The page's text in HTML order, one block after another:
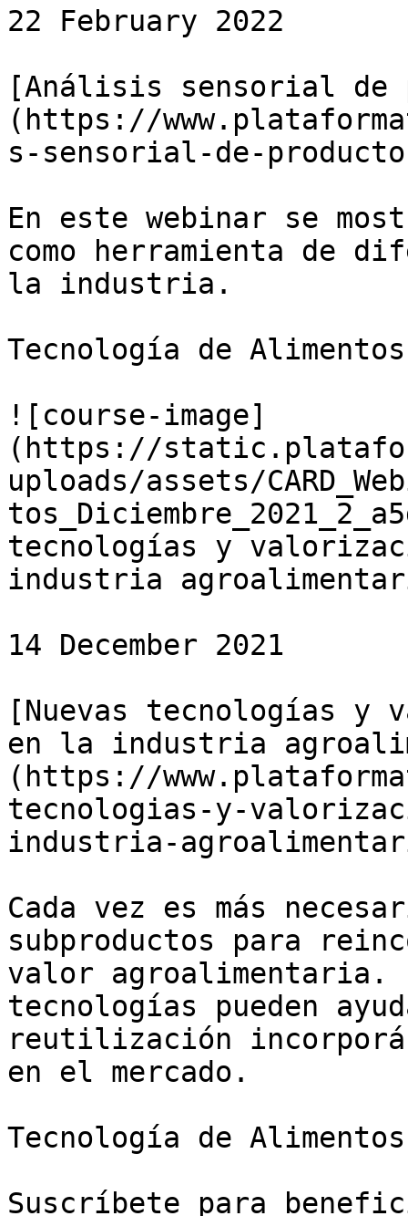
22 February 2022
[Análisis sensorial de
(https://
s-sensorial-de-
En este webinar se
como herramienta de
la industria.
Tecnología de Alimentos
![course-image]
(https://
uploads/assets/
tecnologías y
industria
14 December 2021
[Nuevas tecnologías y
en la industria
(https://
tecnologias-y-
industria-
Cada vez es más
subproductos para
valor agroalimentaria.
tecnologías pueden
reutilización
en el mercado.
Tecnología de Alimentos
Suscríbete para